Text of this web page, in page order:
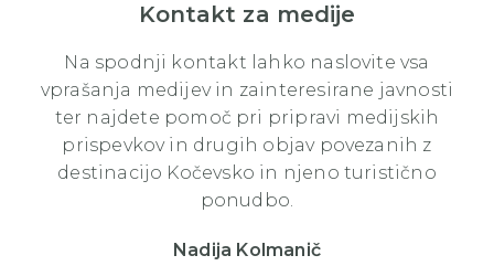
Kontakt za medije
Na spodnji kontakt lahko naslovite vsa
vprašanja medijev in zainteresirane javnosti
ter najdete pomoč pri pripravi medijskih
prispevkov in drugih objav povezanih z
destinacijo Kočevsko in njeno turistično
ponudbo.
Nadija Kolmanič